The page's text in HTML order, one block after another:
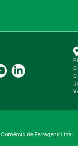
de Ferragens Ltda.